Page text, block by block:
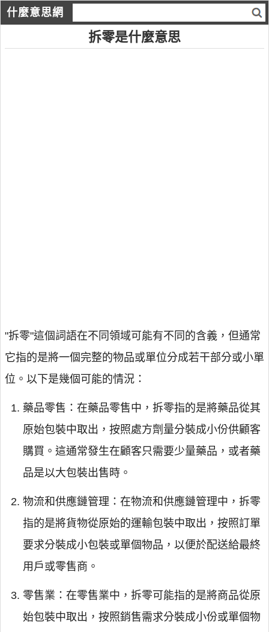
什麼意思網
拆零是什麼意思
"拆零"這個詞語在不同領域可能有不同的含義，但通常
它指的是將一個完整的物品或單位分成若干部分或小單
位。以下是幾個可能的情況：
藥品零售：在藥品零售中，拆零指的是將藥品從其
原始包裝中取出，按照處方劑量分裝成小份供顧客
購買。這通常發生在顧客只需要少量藥品，或者藥
品是以大包裝出售時。
物流和供應鏈管理：在物流和供應鏈管理中，拆零
指的是將貨物從原始的運輸包裝中取出，按照訂單
要求分裝成小包裝或單個物品，以便於配送給最終
用戶或零售商。
零售業：在零售業中，拆零可能指的是將商品從原
始包裝中取出，按照銷售需求分裝成小份或單個物